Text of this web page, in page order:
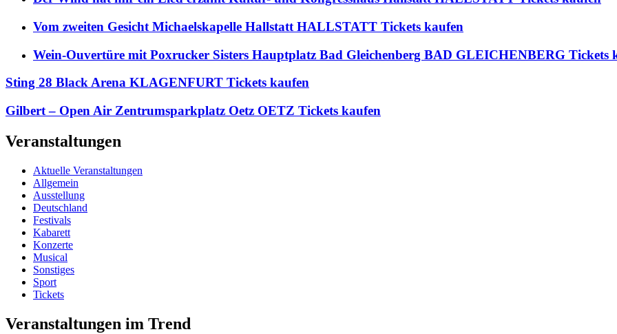
Vom zweiten Gesicht Michaelskapelle Hallstatt HALLSTATT Tickets kaufen
Wein-Ouvertüre mit Poxrucker Sisters Hauptplatz Bad Gleichenberg BAD GLEICHENBERG Tickets
Sting 28 Black Arena KLAGENFURT Tickets kaufen
Gilbert – Open Air Zentrumsparkplatz Oetz OETZ Tickets kaufen
Veranstaltungen
Aktuelle Veranstaltungen
Allgemein
Ausstellung
Deutschland
Festivals
Kabarett
Konzerte
Musical
Sonstiges
Sport
Tickets
Veranstaltungen im Trend